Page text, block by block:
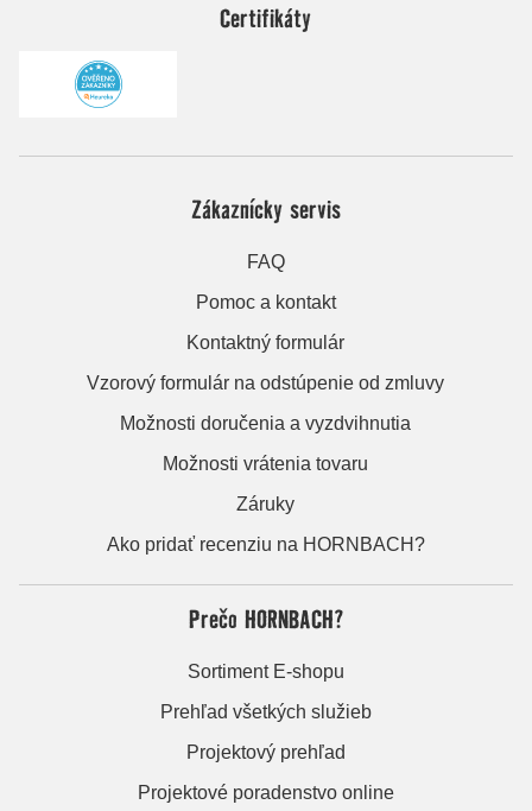
Certifikáty
Zákaznícky servis
FAQ
Pomoc a kontakt
Kontaktný formulár
Vzorový formulár na odstúpenie od zmluvy
Možnosti doručenia a vyzdvihnutia
Možnosti vrátenia tovaru
Záruky
Ako pridať recenziu na HORNBACH?
Prečo HORNBACH?
Sortiment E-shopu
Prehľad všetkých služieb
Projektový prehľad
Projektové poradenstvo online